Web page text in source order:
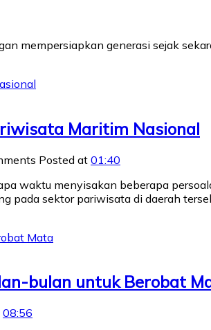
mempersiapkan generasi sejak
Maritim Nasional
Posted at 01:40
waktu menyisakan beberapa
pada sektor pariwisata di daerah
bulan untuk Berobat
08:56